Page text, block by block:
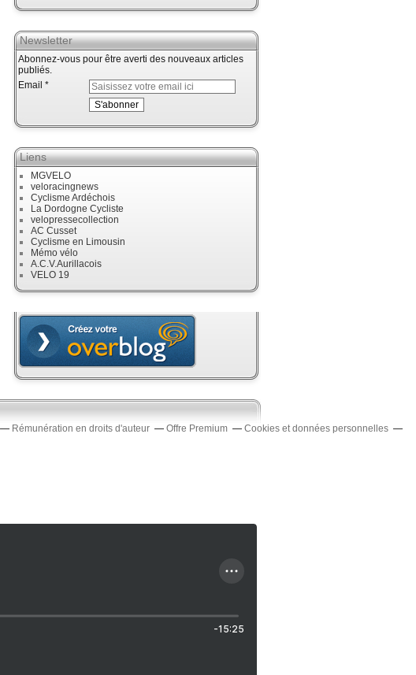
Newsletter
Abonnez-vous pour être averti des nouveaux articles
publiés.
Email
Liens
MGVELO
veloracingnews
Cyclisme Ardéchois
La Dordogne Cycliste
velopressecollection
AC Cusset
Cyclisme en Limousin
Mémo vélo
A.C.V.Aurillacois
VELO 19
Rémunération en droits d'auteur Offre Premium
Cookies et données personnelles
-15:25